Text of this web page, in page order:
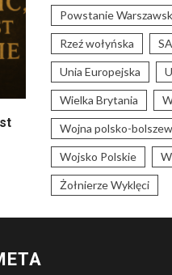
Powstanie
Rzeź wołyńska
Unia Europejska
Wielka Brytania
Wojna polsko-
Wojsko Polskie
Żołnierze Wyklęci